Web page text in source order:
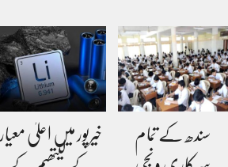
سندھ کے تمام
خیرپور میں اعلیٰ معیار